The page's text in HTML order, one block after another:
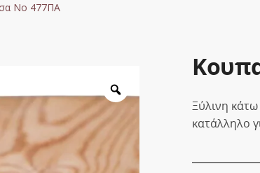
Νο 477ΠΑ
Ξύλινη
κατάλληλο